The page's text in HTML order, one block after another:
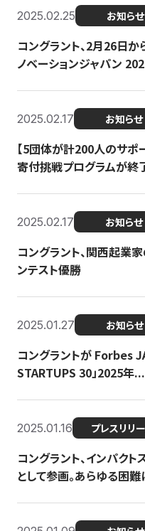
2025.02.25 お知らせ
コングラント、2月26日
ノベーションジャパン
2025.02.17 お知らせ
【5団体が計200人のサポ
寄付挑戦プログラムが終
2025.02.17 お知らせ
コングラント、関西起
ンテスト優勝
2025.01.27 お知らせ
コングラントが Forbes
STARTUPS 30」2025年...
2025.01.16 プレスリリ
コングラント、インパク
として参画。あらゆる困